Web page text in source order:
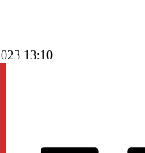
13:10